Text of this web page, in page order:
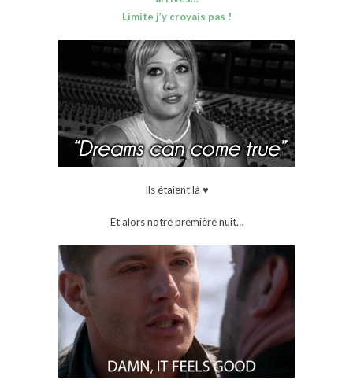
Limite j’y croyais pas !
Ils étaient là ♥
Et alors notre première nuit…